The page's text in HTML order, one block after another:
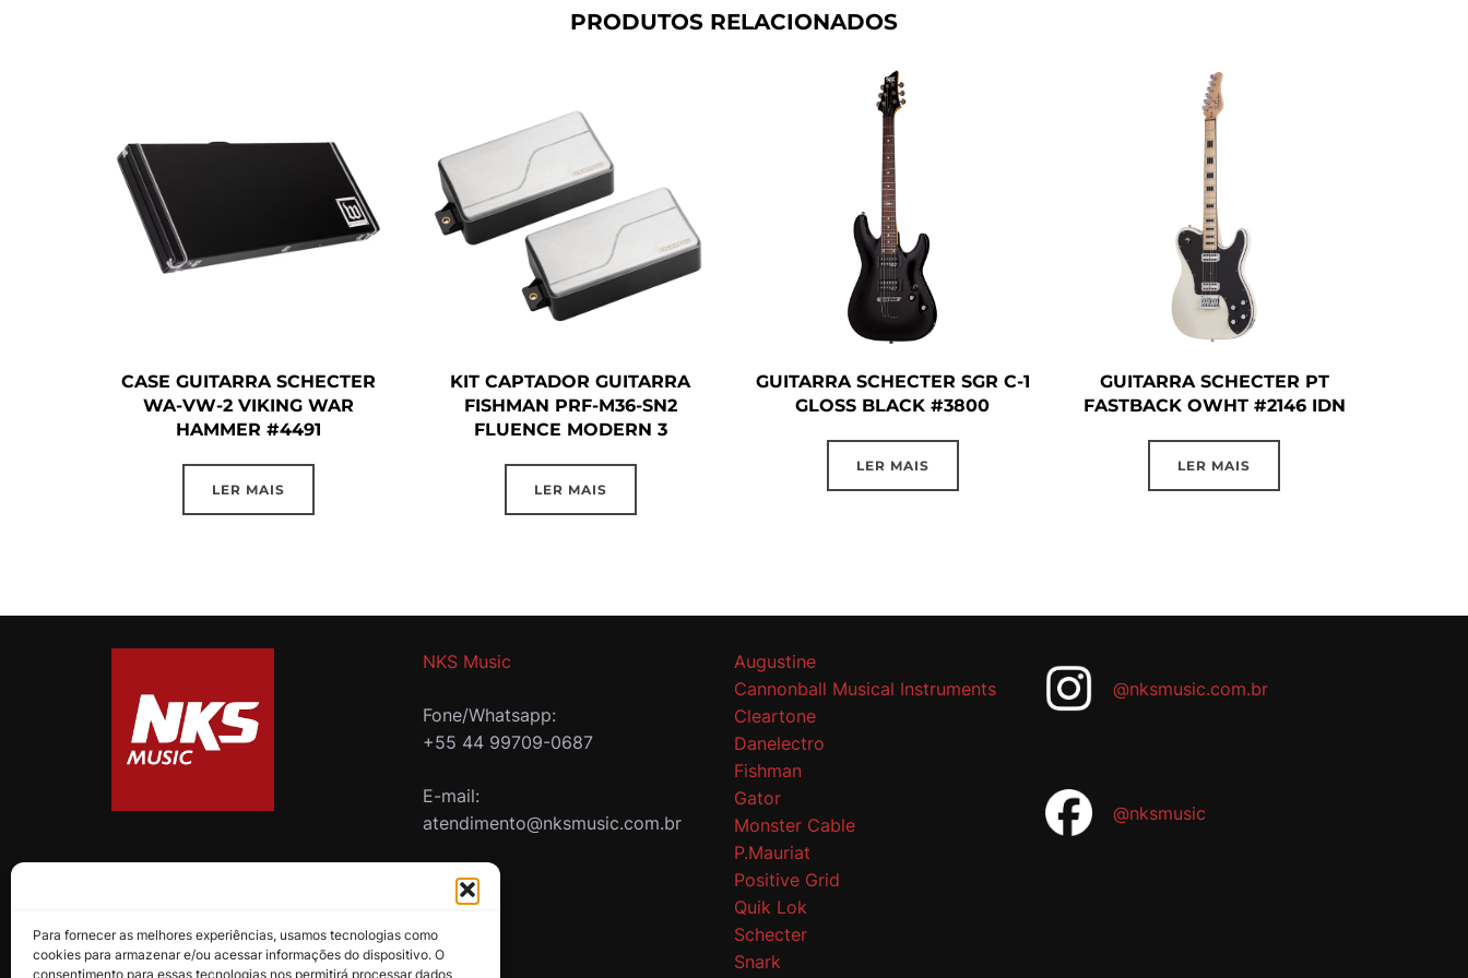
Para fornecer as melhores experiências, usamos tecnologias como
cookies para armazenar e/ou acessar informações do dispositivo. O
consentimento para essas tecnologias nos permitirá processar dados
PRODUTOS RELACIONADOS
CASE GUITARRA SCHECTER
WA-VW-2 VIKING WAR
HAMMER #4491
LER MAIS
KIT CAPTADOR GUITARRA
FISHMAN PRF-M36-SN2
FLUENCE MODERN 3
LER MAIS
GUITARRA SCHECTER SGR C-1
GLOSS BLACK #3800
LER MAIS
GUITARRA SCHECTER PT
FASTBACK OWHT #2146 IDN
LER MAIS
NKS Music
Fone/Whatsapp:
+55 44 99709-0687
E-mail:
atendimento@nksmusic.com.br
Augustine
Cannonball Musical Instruments
Cleartone
Danelectro
Fishman
Gator
Monster Cable
P.Mauriat
Positive Grid
Quik Lok
Schecter
Snark
@nksmusic.com.br
@nksmusic